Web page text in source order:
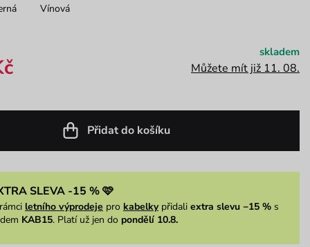
Vínová
skladem
Můžete mít již 11. 08.
Přidat do košíku
SLEVA -15 % 🩷
letního výprodeje pro kabelkypřidali extra slevu −15 %s
KAB15. Platí už jen do pondělí 10.8.